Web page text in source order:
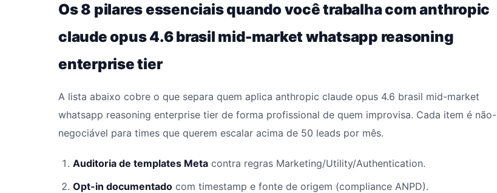
Os 8 pilares essenciais quando você trabalha com anthropic
claude opus 4.6 brasil mid-market whatsapp reasoning
enterprise tier
A lista abaixo cobre o que separa quem aplica anthropic claude opus 4.6 brasil mid-market
whatsapp reasoning enterprise tier de forma profissional de quem improvisa. Cada item é não-
negociável para times que querem escalar acima de 50 leads por mês.
Auditoria de templates Meta contra regras Marketing/Utility/Authentication.
Opt-in documentado com timestamp e fonte de origem (compliance ANPD).